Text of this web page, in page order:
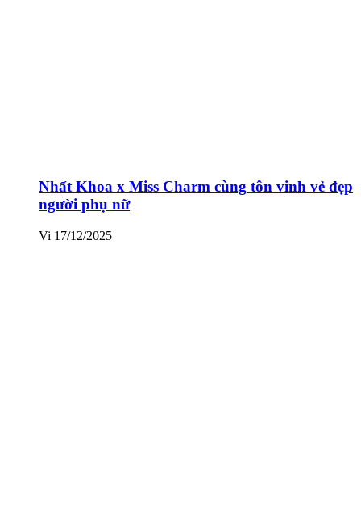
Nhất Khoa x Miss Charm cùng tôn vinh vẻ đẹp
người phụ nữ
Vi 17/12/2025